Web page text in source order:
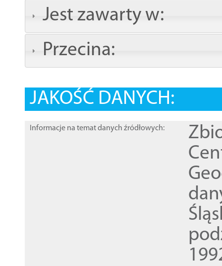
Jest zawarty w:
Przecina:
JAKOŚĆ DANYCH:
Informacje na temat danych źródłowych: